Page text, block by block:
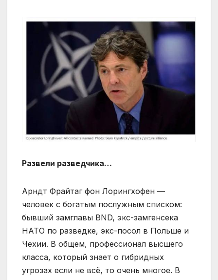
Развели разведчика…
Арндт Фрайтаг фон Лорингхофен —
человек с богатым послужным списком:
бывший замглавы BND, экс-замгенсека
НАТО по разведке, экс-посол в Польше и
Чехии. В общем, профессионал высшего
класса, который знает о гибридных
угрозах если не всё, то очень многое. В